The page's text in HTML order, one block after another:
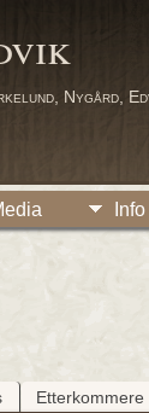
Nygård,
Info
Etterkommere